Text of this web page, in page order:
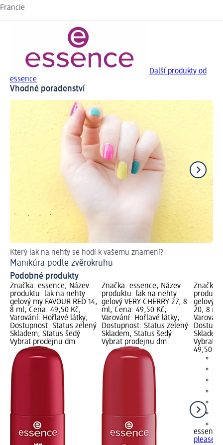
Francie
Další produkty od
essence
Vhodné poradenství
Který lak na nehty se hodí k vašemu znamení?
Manikúra podle zvěrokruhu
Podobné produkty
Značka: essence; Název
produktu: lak na nehty
gelový my FAVOUR RED 14,
8 ml; Cena: 49,50 Kč;
Varování: Hořlavé látky;
Dostupnost: Status zelený
Skladem, Status šedý
Vybrat prodejnu dm
Značka: essence; Název
produktu: lak na nehty
gelový VERY CHERRY 27, 8
ml; Cena: 49,50 Kč;
Varování: Hořlavé látky;
Dostupnost: Status zelený
Skladem, Status šedý
Vybrat prodejnu dm
Značka:
gelový
20, 8
Vybrat
49,50 Kč
essence
please